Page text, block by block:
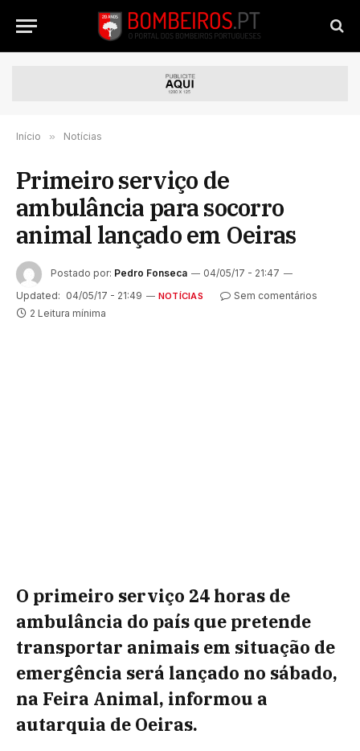
Início » Notícias
Primeiro serviço de
ambulância para socorro
animal lançado em Oeiras
Postado por: Pedro Fonseca
04/05/17 - 21:47
Updated: 04/05/17 - 21:49 NOTÍCIAS
Sem comentários
2 Leitura mínima
O primeiro serviço 24 horas de
ambulância do país que pretende
transportar animais em situação de
emergência será lançado no sábado,
na Feira Animal, informou a
autarquia de Oeiras.